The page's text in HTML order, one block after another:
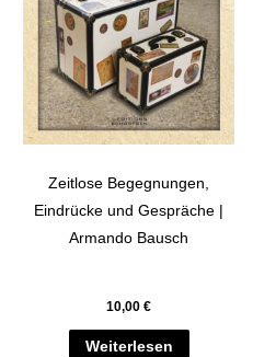
Zeitlose Begegnungen,
Eindrücke und Gespräche |
Armando Bausch
10,00€
Weiterlesen